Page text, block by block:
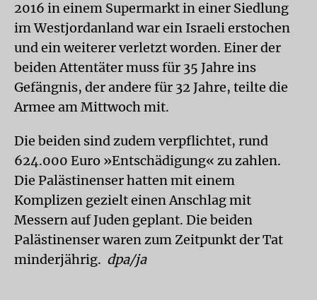
2016 in einem Supermarkt in einer Siedlung
im Westjordanland war ein Israeli erstochen
und ein weiterer verletzt worden. Einer der
beiden Attentäter muss für 35 Jahre ins
Gefängnis, der andere für 32 Jahre, teilte die
Armee am Mittwoch mit.
Die beiden sind zudem verpflichtet, rund
624.000 Euro »Entschädigung« zu zahlen.
Die Palästinenser hatten mit einem
Komplizen gezielt einen Anschlag mit
Messern auf Juden geplant. Die beiden
Palästinenser waren zum Zeitpunkt der Tat
minderjährig. dpa/ja